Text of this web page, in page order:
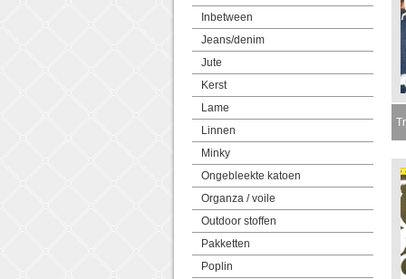
Inbetween
Jeans/denim
Jute
Kerst
Lame
Linnen
Minky
Ongebleekte katoen
Organza / voile
Outdoor stoffen
Pakketten
Poplin